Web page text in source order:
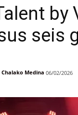
by
seis
Chalako Medina 06/02/2026